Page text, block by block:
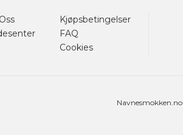
Kjøpsbetingelser
FAQ
Cookies
Navnesmokken.no